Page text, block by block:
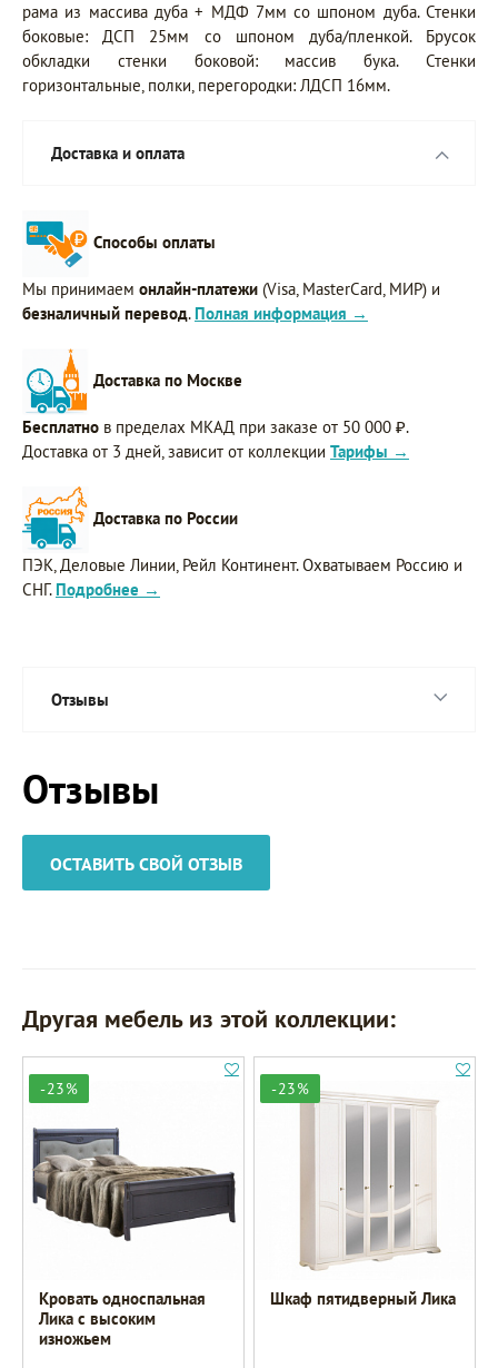
рама из массива дуба + МДФ 7мм со шпоном дуба. Стенки
боковые: ДСП 25мм со шпоном дуба/пленкой. Брусок
обкладки стенки боковой: массив бука. Стенки
горизонтальные, полки, перегородки: ЛДСП 16мм.
Доставка и оплата
Способы оплаты
Мы принимаем онлайн-платежи (Visa, MasterCard, МИР) и
безналичный перевод. Полная информация →
Доставка по Москве
Бесплатно в пределах МКАД при заказе от 50 000 ₽.
Доставка от 3 дней, зависит от коллекции Тарифы →
Доставка по России
ПЭК, Деловые Линии, Рейл Континент. Охватываем Россию и
СНГ. Подробнее →
Отзывы
Отзывы
ОСТАВИТЬ СВОЙ ОТЗЫВ
Другая мебель из этой коллекции:
-23%
Кровать односпальная
Лика с высоким
изножьем
-23%
Шкаф пятидверный Лика